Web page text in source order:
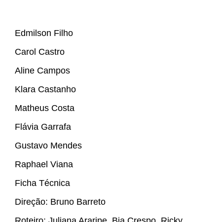
Edmilson Filho
Carol Castro
Aline Campos
Klara Castanho
Matheus Costa
Flávia Garrafa
Gustavo Mendes
Raphael Viana
Ficha Técnica
Direção: Bruno Barreto